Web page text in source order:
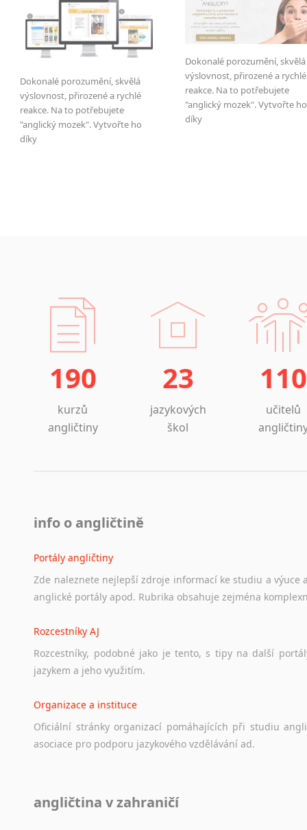
Dokonalé porozumění, skvělá
výslovnost, přirozené a rychlé
reakce. Na to potřebujete
"anglický mozek". Vytvořte ho
díky
Dokonalé porozumění, skvělá
výslovnost, přirozené a rychlé
reakce. Na to potřebujete
"anglický mozek". Vytvořte ho
díky
190
kurzů
angličtiny
23
jazykových
škol
110
učitelů
info o angličtině
Portály angličtiny
Zde naleznete nejlepší zdroje informací ke studiu a výuce
anglické portály apod. Rubrika obsahuje zejména
Rozcestníky AJ
Rozcestníky, podobné jako je tento, s tipy na další
jazykem a jeho využitím.
Organizace a instituce
Oficiální stránky organizací pomáhajících při studiu
asociace pro podporu jazykového vzdělávání ad.
Ať už se jedná o česká diskusní
angličtina v zahraničí